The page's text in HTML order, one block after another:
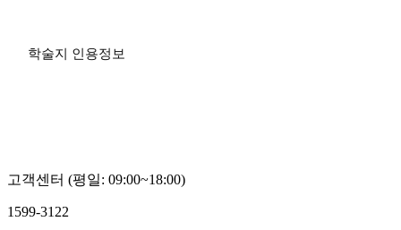
학술지 인용정보
고객센터 (평일: 09:00~18:00)
1599-3122